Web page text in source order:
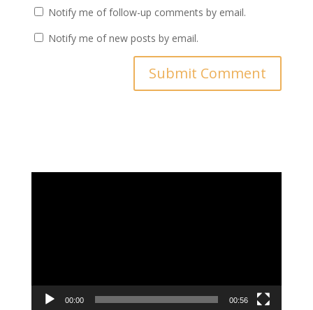
Notify me of follow-up comments by email.
Notify me of new posts by email.
00:00 00:56